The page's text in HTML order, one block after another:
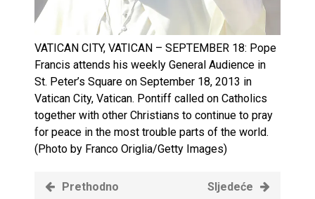
VATICAN CITY, VATICAN – SEPTEMBER 18: Pope
Francis attends his weekly General Audience in
St. Peter’s Square on September 18, 2013 in
Vatican City, Vatican. Pontiff called on Catholics
together with other Christians to continue to pray
for peace in the most trouble parts of the world.
(Photo by Franco Origlia/Getty Images)
Prethodno Sljedeće